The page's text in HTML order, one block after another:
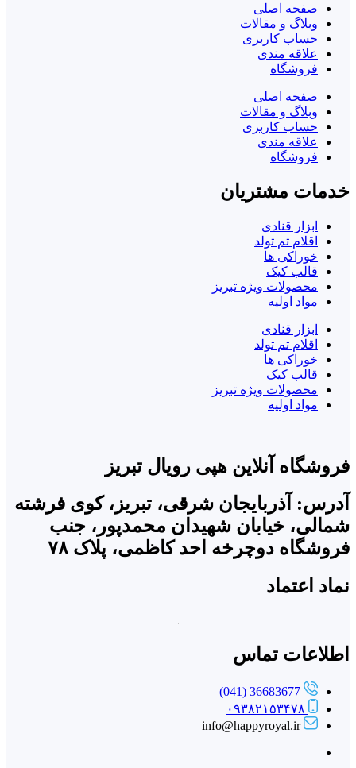
صفحه اصلی
وبلاگ و مقالات
حساب کاربری
علاقه مندی
فروشگاه
صفحه اصلی
وبلاگ و مقالات
حساب کاربری
علاقه مندی
فروشگاه
خدمات مشتریان
ابزار قنادی
اقلام تم تولد
خوراکی ها
قالب کیک
محصولات ویژه تبریز
مواد اولیه
ابزار قنادی
اقلام تم تولد
خوراکی ها
قالب کیک
محصولات ویژه تبریز
مواد اولیه
فروشگاه آنلاین هپی رویال تبریز
آدرس: آذربایجان شرقی، تبریز، کوی فرشته
شمالی، خیابان شهیدان محمدپور، جنب
فروشگاه دوچرخه احد کاظمی، پلاک ۷۸
نماد اعتماد
اطلاعات تماس
36683677 (041)
۰۹۳۸۲۱۵۳۴۷۸
info@happyroyal.ir